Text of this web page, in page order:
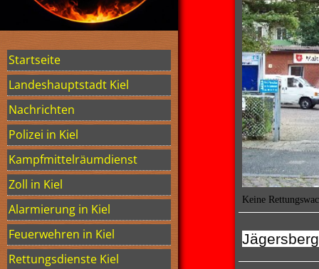
Startseite
Landeshauptstadt Kiel
Nachrichten
Polizei in Kiel
Kampfmittelräumdienst
Zoll in Kiel
Alarmierung in Kiel
Feuerwehren in Kiel
Rettungsdienste Kiel
Keine